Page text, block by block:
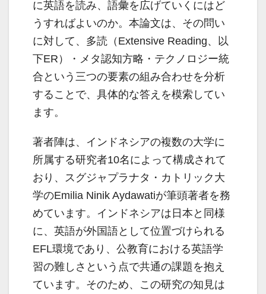
に英語を読み、語彙を広げていくにはど
うすればよいのか。本論文は、その問い
に対して、多読（Extensive Reading、以
下ER）・メタ認知方略・テクノロジー統
合という三つの要素の組み合わせを分析
することで、具体的な答えを模索してい
ます。
著者陣は、インドネシアの複数の大学に
所属する研究者10名によって構成されて
おり、スグジャプラナタ・カトリック大
学のEmilia Ninik Aydawatiが筆頭著者を務
めています。インドネシアは日本と同様
に、英語が外国語として位置づけられる
EFL環境であり、公教育における英語学
習の難しさという点で共通の課題を抱え
ています。そのため、この研究の知見は